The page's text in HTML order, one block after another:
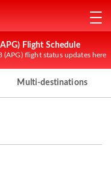
Flight Schedule
flight status updates here
Multi-destinations